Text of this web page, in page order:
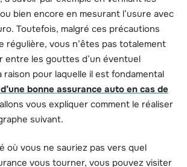
bien encore en mesurant l’usure avec
Toutefois, malgré ces précautions
régulière, vous n’êtes pas totalement
entre les gouttes d’un éventuel
raison pour laquelle il est fondamental
bonne assurance auto en cas de
vous expliquer comment le réaliser
suivant.
où vous ne sauriez pas vers quel
vous tourner, vous pouvez visiter